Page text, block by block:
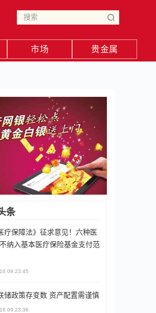
市场 贵金属
条
疗保障法》征求意见！六种医
纳入基本医疗保险基金支付范
09:23:45
储政策存变数 资产配置需谨慎
09:23:36